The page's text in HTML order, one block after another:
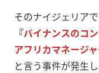
そのナイジェリアで
『バイナンスのコ
アフリカマネージ
と言う事件が発生し